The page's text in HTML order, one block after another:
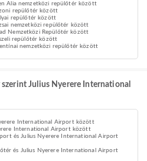
Alia nemzetközi repülőtér között
repülőtér között
repülőtér között
nemzetközi repülőtér között
Nemzetközi Repülőtér között
repülőtér között
nemzetközi repülőtér között
Julius Nyerere International
International Airport között
International Airport között
és Julius Nyerere International Airport
és Julius Nyerere International Airport